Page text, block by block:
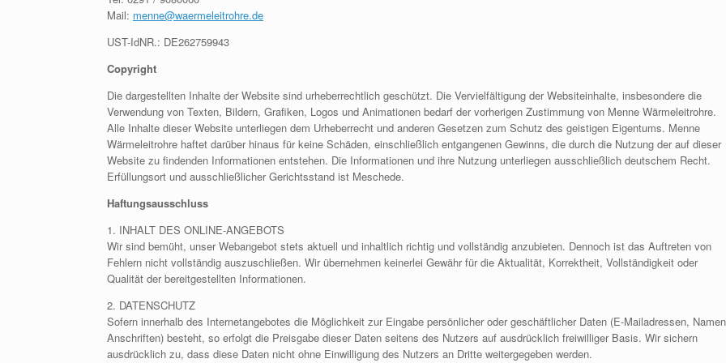
Mail: menne@waermeleitrohre.de
UST-IdNR.: DE262759943
Copyright
Die dargestellten Inhalte der Website sind urheberrechtlich geschützt. Die Vervielfältigung der Websiteinhalte, insbesondere die
Verwendung von Texten, Bildern, Grafiken, Logos und Animationen bedarf der vorherigen Zustimmung von Menne Wärmeleitrohre.
Alle Inhalte dieser Website unterliegen dem Urheberrecht und anderen Gesetzen zum Schutz des geistigen Eigentums. Menne
Wärmeleitrohre haftet darüber hinaus für keine Schäden, einschließlich entgangenen Gewinns, die durch die Nutzung der auf dieser
Website zu findenden Informationen entstehen. Die Informationen und ihre Nutzung unterliegen ausschließlich deutschem Recht.
Erfüllungsort und ausschließlicher Gerichtsstand ist Meschede.
Haftungsausschluss
1. INHALT DES ONLINE-ANGEBOTS
Wir sind bemüht, unser Webangebot stets aktuell und inhaltlich richtig und vollständig anzubieten. Dennoch ist das Auftreten von
Fehlern nicht vollständig auszuschließen. Wir übernehmen keinerlei Gewähr für die Aktualität, Korrektheit, Vollständigkeit oder
Qualität der bereitgestellten Informationen.
2. DATENSCHUTZ
Sofern innerhalb des Internetangebotes die Möglichkeit zur Eingabe persönlicher oder geschäftlicher Daten (E-Mailadressen,
Anschriften) besteht, so erfolgt die Preisgabe dieser Daten seitens des Nutzers auf ausdrücklich freiwilliger Basis. Wir sichern
ausdrücklich zu, dass diese Daten nicht ohne Einwilligung des Nutzers an Dritte weitergegeben werden.